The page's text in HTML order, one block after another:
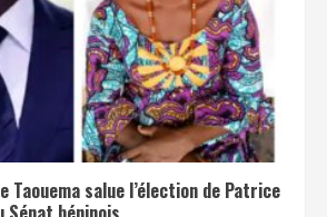
Taouema salue l’élection de Patrice